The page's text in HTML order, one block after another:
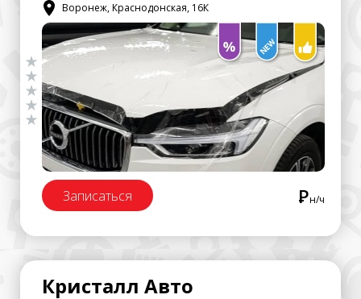
Воронеж, Краснодонская, 16К
Записаться Рн/ч
Кристалл Авто